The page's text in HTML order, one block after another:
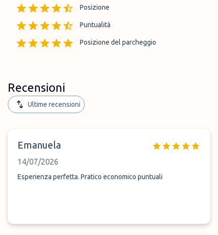
Posizione
Puntualità
Posizione del parcheggio
Recensioni
Ultime recensioni
Emanuela
14/07/2026
Esperienza perfetta. Pratico economico puntuali